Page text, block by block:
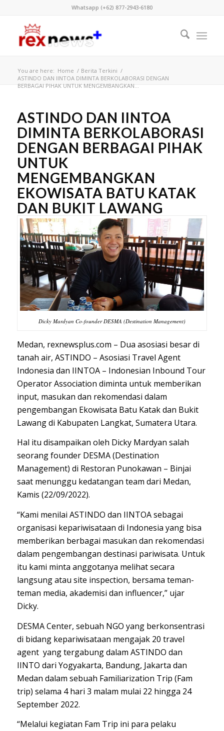
Whatsapp (+62) 877-2943-6180
You are here: Home / Berita Terkini /
ASTINDO DAN IINTOA DIMINTA BERKOLABORASI DENGAN
BERBAGAI PIHAK UNTUK MENGEMBANGKAN...
ASTINDO DAN IINTOA
DIMINTA BERKOLABORASI
DENGAN BERBAGAI PIHAK
UNTUK
MENGEMBANGKAN
EKOWISATA BATU KATAK
DAN BUKIT LAWANG
Dicky Mardyan Co-founder DESMA (Destination Management)
Medan, rexnewsplus.com – Dua asosiasi besar di
tanah air, ASTINDO – Asosiasi Travel Agent
Indonesia dan IINTOA – Indonesian Inbound Tour
Operator Association diminta untuk memberikan
input, masukan dan rekomendasi dalam
pengembangan Ekowisata Batu Katak dan Bukit
Lawang di Kabupaten Langkat, Sumatera Utara.
Hal itu disampaikan oleh Dicky Mardyan salah
seorang founder DESMA (Destination
Management) di Restoran Punokawan – Binjai
saat menunggu kedatangan team dari Medan,
Kamis (22/09/2022).
“Kami menilai ASTINDO dan IINTOA sebagai
organisasi kepariwisataan di Indonesia yang bisa
memberikan berbagai masukan dan rekomendasi
dalam pengembangan destinasi pariwisata. Untuk
itu kami minta anggotanya melihat secara
langsung atau site inspection, bersama teman-
teman media, akademisi dan influencer,” ujar
Dicky.
DESMA Center, sebuah NGO yang berkonsentrasi
di bidang kepariwisataan mengajak 20 travel
agent yang tergabung dalam ASTINDO dan
IINTO dari Yogyakarta, Bandung, Jakarta dan
Medan dalam sebuah Familiarization Trip (Fam
trip) selama 4 hari 3 malam mulai 22 hingga 24
September 2022.
“Melalui kegiatan Fam Trip ini para pelaku